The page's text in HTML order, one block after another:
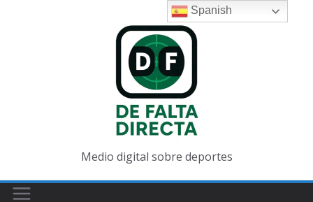
Medio digital sobre deportes
Spanish